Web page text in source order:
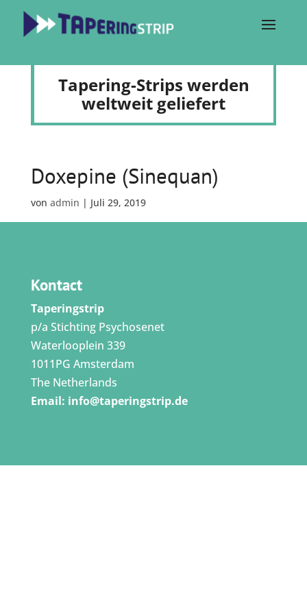
Tapering-Strips werden
weltweit geliefert
Doxepine (Sinequan)
von admin | Juli 29, 2019
Kontact
Taperingstrip
p/a Stichting Psychosenet
Waterlooplein 339
1011PG Amsterdam
The Netherlands
Email: info@taperingstrip.de